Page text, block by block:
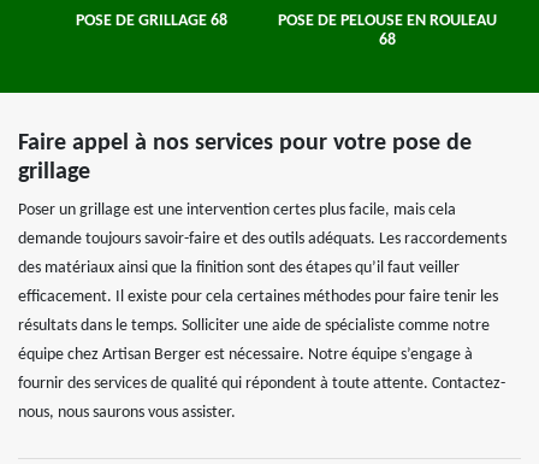
POSE DE GRILLAGE 68
POSE DE PELOUSE EN ROULEAU
68
Faire appel à nos services pour votre pose de
grillage
Poser un grillage est une intervention certes plus facile, mais cela
demande toujours savoir-faire et des outils adéquats. Les raccordements
des matériaux ainsi que la finition sont des étapes qu’il faut veiller
efficacement. Il existe pour cela certaines méthodes pour faire tenir les
résultats dans le temps. Solliciter une aide de spécialiste comme notre
équipe chez Artisan Berger est nécessaire. Notre équipe s’engage à
fournir des services de qualité qui répondent à toute attente. Contactez-
nous, nous saurons vous assister.